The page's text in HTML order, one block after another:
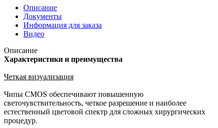
Описание
Документы
Информация для заказа
Видео
Описание
Характеристики и преимущества
Четкая визуализация
Чипы CMOS обеспечивают повышенную
светочувствительность, четкое разрешение и наиболее
естественный цветовой спектр для сложных хирургических
процедур.